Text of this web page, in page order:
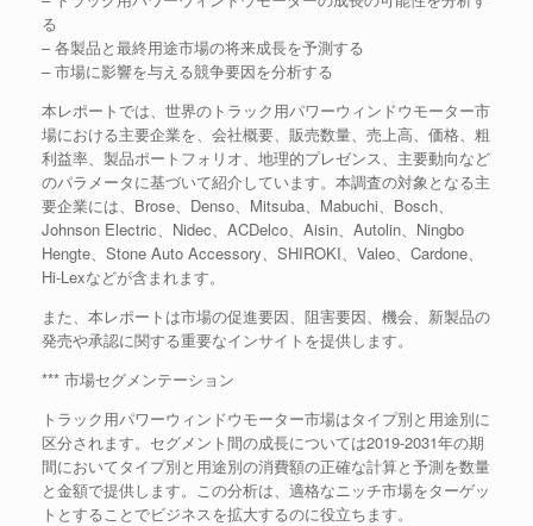
る
– 各製品と最終用途市場の将来成長を予測する
– 市場に影響を与える競争要因を分析する
本レポートでは、世界のトラック用パワーウィンドウモーター市
場における主要企業を、会社概要、販売数量、売上高、価格、粗
利益率、製品ポートフォリオ、地理的プレゼンス、主要動向など
のパラメータに基づいて紹介しています。本調査の対象となる主
要企業には、Brose、Denso、Mitsuba、Mabuchi、Bosch、
Johnson Electric、Nidec、ACDelco、Aisin、Autolin、Ningbo
Hengte、Stone Auto Accessory、SHIROKI、Valeo、Cardone、
Hi-Lexなどが含まれます。
また、本レポートは市場の促進要因、阻害要因、機会、新製品の
発売や承認に関する重要なインサイトを提供します。
*** 市場セグメンテーション
トラック用パワーウィンドウモーター市場はタイプ別と用途別に
区分されます。セグメント間の成長については2019-2031年の期
間においてタイプ別と用途別の消費額の正確な計算と予測を数量
と金額で提供します。この分析は、適格なニッチ市場をターゲッ
トとすることでビジネスを拡大するのに役立ちます。